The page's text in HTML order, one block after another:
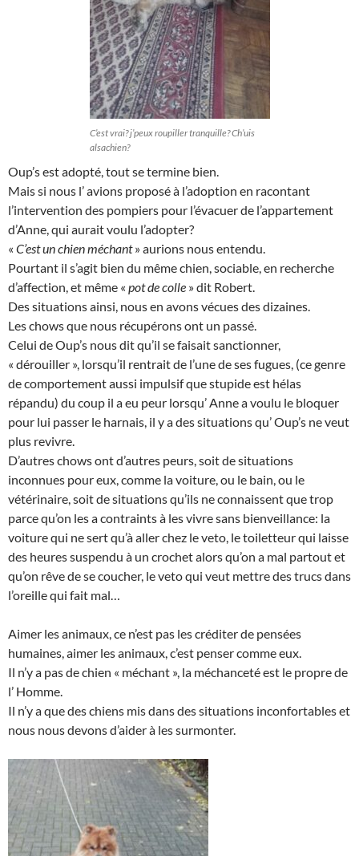
C’est vrai? j’peux roupiller tranquille? Ch’uis
alsachien?
Oup’s est adopté, tout se termine bien.
Mais si nous l’ avions proposé à l’adoption en racontant
l’intervention des pompiers pour l’évacuer de l’appartement
d’Anne, qui aurait voulu l’adopter?
« C’est un chien méchant» aurions nous entendu.
Pourtant il s’agit bien du même chien, sociable, en recherche
d’affection, et même « pot de colle » dit Robert.
Des situations ainsi, nous en avons vécues des dizaines.
Les chows que nous récupérons ont un passé.
Celui de Oup’s nous dit qu’il se faisait sanctionner,
« dérouiller », lorsqu’il rentrait de l’une de ses fugues, (ce genre
de comportement aussi impulsif que stupide est hélas
répandu) du coup il a eu peur lorsqu’ Anne a voulu le bloquer
pour lui passer le harnais, il y a des situations qu’ Oup’s ne veut
plus revivre.
D’autres chows ont d’autres peurs, soit de situations
inconnues pour eux, comme la voiture, ou le bain, ou le
vétérinaire, soit de situations qu’ils ne connaissent que trop
parce qu’on les a contraints à les vivre sans bienveillance: la
voiture qui ne sert qu’à aller chez le veto, le toiletteur qui laisse
des heures suspendu à un crochet alors qu’on a mal partout et
qu’on rêve de se coucher, le veto qui veut mettre des trucs dans
l’oreille qui fait mal…
Aimer les animaux, ce n’est pas les créditer de pensées
humaines, aimer les animaux, c’est penser comme eux.
Il n’y a pas de chien « méchant », la méchanceté est le propre de
l’ Homme.
Il n’y a que des chiens mis dans des situations inconfortables et
nous nous devons d’aider à les surmonter.